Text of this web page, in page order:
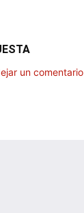
un comentario